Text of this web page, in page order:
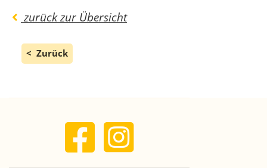
zurück zur Übersicht
Zurück